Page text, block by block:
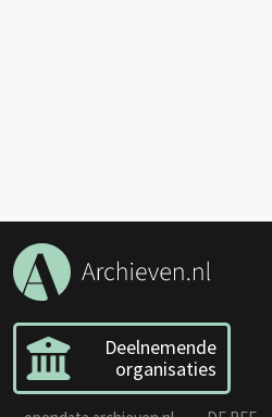
Deelnemende
organisaties